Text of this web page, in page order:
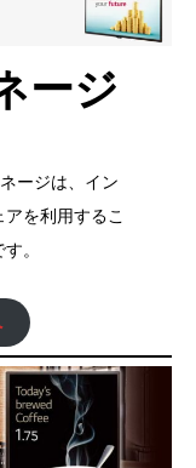
ージ
ージは、イン
を利用するこ
。